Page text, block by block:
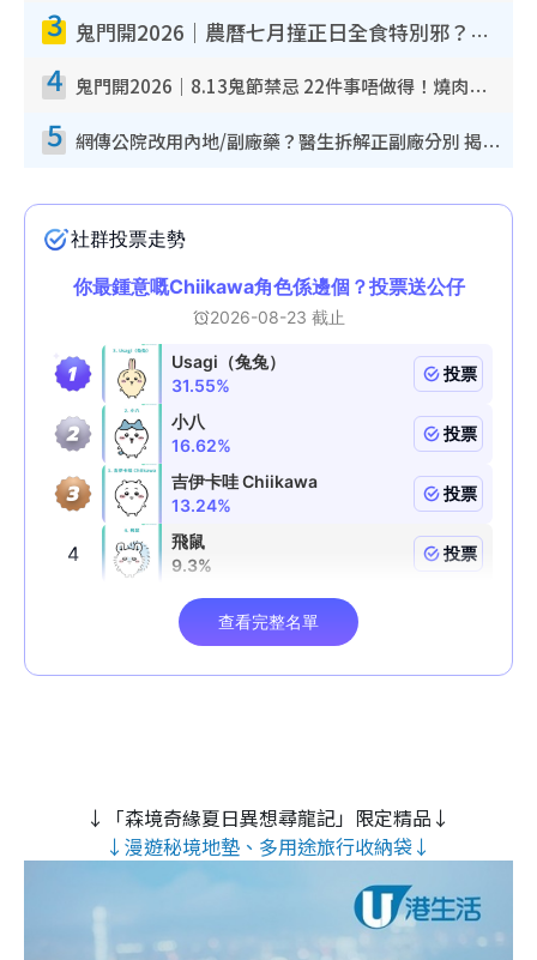
3 鬼門開2026｜農曆七月撞正日全食特別邪？專家警告切忌做一事！揭4大禁忌+2招保平安
4 鬼門開2026｜8.13鬼節禁忌 22件事唔做得！燒肉、刺身要少食？半夜勿吹口哨/打呢個電話
5 網傳公院改用內地/副廠藥？醫生拆解正副廠分別 揭4類人換藥隨時出事
↓「森境奇緣夏日異想尋龍記」限定精品↓
↓漫遊秘境地墊、多用途旅行收納袋↓